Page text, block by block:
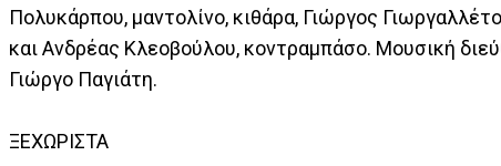
Πολυκάρπου, μαντολίνο, κιθάρα, Γιώργος
και Ανδρέας Κλεοβούλου, κοντραμπάσο. Μουσική
Γιώργο Παγιάτη.
ΞΕΧΩΡΙΣΤΑ